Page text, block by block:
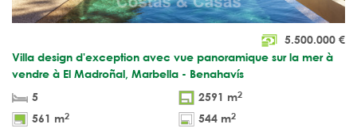
5.500.000 €
Villa design d'exception avec vue panoramique sur la mer à
vendre à El Madroñal, Marbella - Benahavís
5
2591 m2
561 m2 544 m2